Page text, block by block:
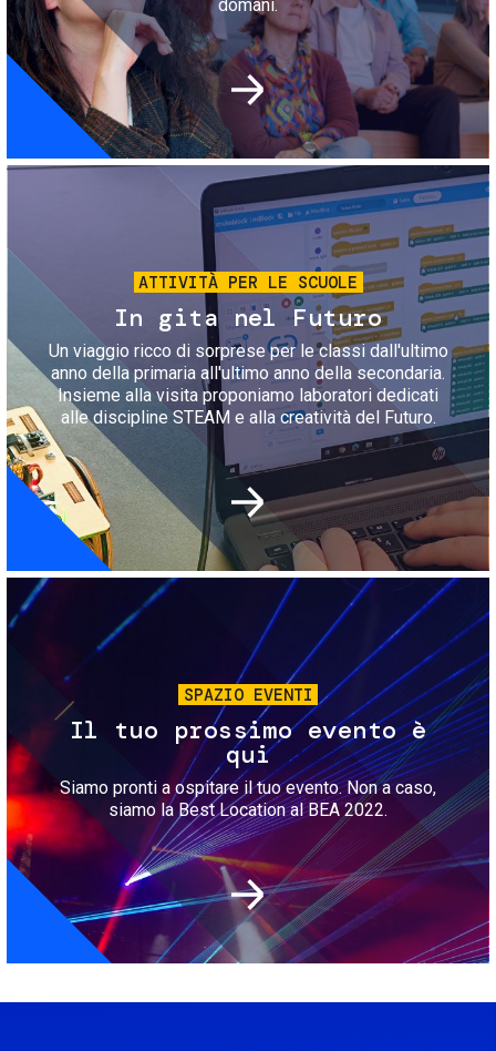
domani.
Immagine
ATTIVITÀ PER LE SCUOLE
In gita nel Futuro
Un viaggio ricco di sorprese per le classi dall'ultimo
anno della primaria all'ultimo anno della secondaria.
Insieme alla visita proponiamo laboratori dedicati
alle discipline STEAM e alla creatività del Futuro.
Immagine
SPAZIO EVENTI
Il tuo prossimo evento è
qui
Siamo pronti a ospitare il tuo evento. Non a caso,
siamo la Best Location al BEA 2022.